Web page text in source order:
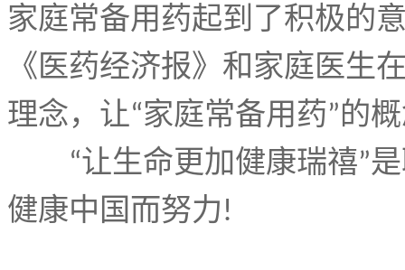
家庭常备用药起到了积极的
《医药经济报》和家庭医生
理念，让“家庭常备用药”的
“让生命更加健康瑞禧”
健康中国而努力!